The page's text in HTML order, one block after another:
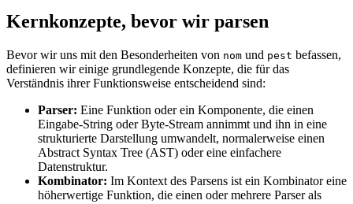
Kernkonzepte, bevor wir parsen
Bevor wir uns mit den Besonderheiten von nom und pest befassen,
definieren wir einige grundlegende Konzepte, die für das
Verständnis ihrer Funktionsweise entscheidend sind:
Parser: Eine Funktion oder ein Komponente, die einen
Eingabe-String oder Byte-Stream annimmt und ihn in eine
strukturierte Darstellung umwandelt, normalerweise einen
Abstract Syntax Tree (AST) oder eine einfachere
Datenstruktur.
Kombinator: Im Kontext des Parsens ist ein Kombinator eine
höherwertige Funktion, die einen oder mehrere Parser als